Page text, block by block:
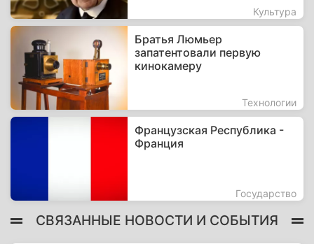
Культура
Братья Люмьер
запатентовали первую
кинокамеру
Технологии
Французская Республика -
Франция
Государство
СВЯЗАННЫЕ НОВОСТИ И СОБЫТИЯ